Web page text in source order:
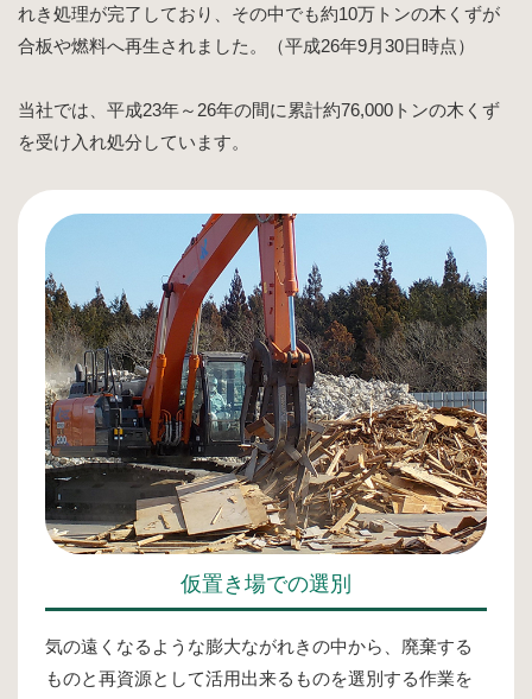
れき処理が完了しており、 その中でも約10万トンの木くずが
合板や燃料へ再生されました。（平成26年9月30日時点）
当社では、平成23年～26年の間に累計約76,000トンの木くず
を受け入れ処分しています。
仮置き場での選別
気の遠くなるような膨大ながれきの中から、廃棄する
ものと再資源として活用出来るものを選別する作業を